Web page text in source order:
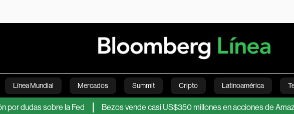
Línea Mundial Mercados Summit Cripto Latinoamérica
Bloomberg Green Economía Estilo de vida Mundo Videos
sobre la Fed Bezos vende casi US$350 millones en acciones de Amazon tras